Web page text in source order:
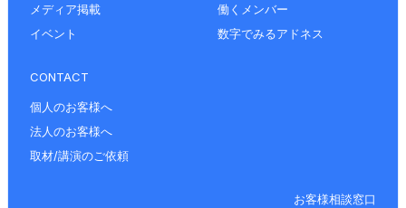
メディア掲載
イベント
働くメンバー
数字でみるアドネス
CONTACT
個人のお客様へ
法人のお客様へ
取材/講演のご依頼
お客様相談窓口